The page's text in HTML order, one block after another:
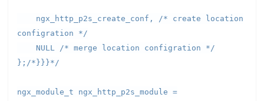
ngx_http_p2s_create_conf, /* create location
configration */
NULL /* merge location configration */
};/*}}}*/
ngx_module_t ngx_http_p2s_module =